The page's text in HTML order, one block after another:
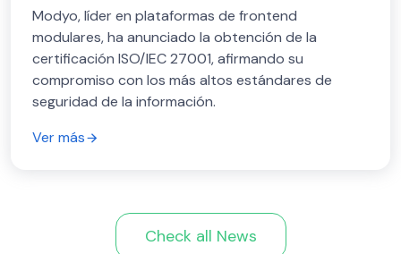
Modyo, líder en plataformas de frontend
modulares, ha anunciado la obtención de la
certificación ISO/IEC 27001, afirmando su
compromiso con los más altos estándares de
seguridad de la información.
Ver más
Check all News